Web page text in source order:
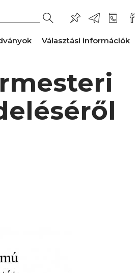
Választási információk